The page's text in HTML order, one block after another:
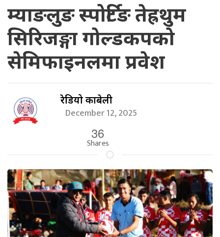
म्याङलुङ स्पोर्टिङ तेह्रथुम
सिरिजङ्गा गोल्डकपको
सेमिफाइनलमा प्रवेश
रेडियो काबेली
December 12, 2025
36
Shares